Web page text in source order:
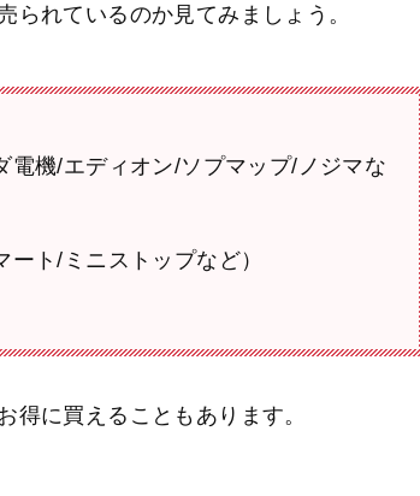
られているのか見てみましょう。
機/エディオン/ソプマップ/ノジマな
ト/ミニストップなど）
得に買えることもあります。